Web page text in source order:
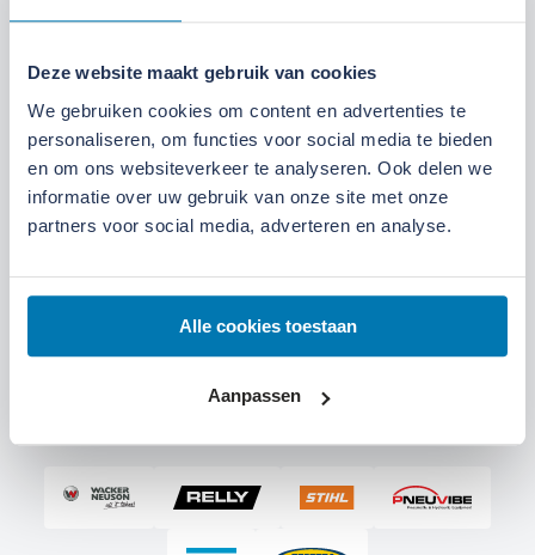
Deze website maakt gebruik van cookies
We gebruiken cookies om content en advertenties te
personaliseren, om functies voor social media te bieden
en om ons websiteverkeer te analyseren. Ook delen we
informatie over uw gebruik van onze site met onze
partners voor social media, adverteren en analyse.
Alle cookies toestaan
Aanpassen